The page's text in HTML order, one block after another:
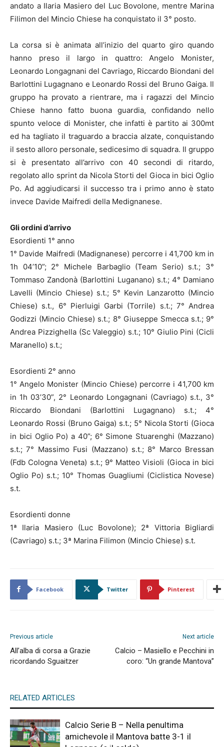
andato a Ilaria Masiero del Luc Bovolone, mentre Marina
Filimon del Mincio Chiese ha conquistato il 3° posto.
La corsa si è animata all’inizio del quarto giro quando
hanno preso il largo in quattro: Angelo Monister,
Leonardo Longagnani del Cavriago, Riccardo Biondani del
Barlottini Lugagnano e Leonardo Rossi del Bruno Gaiga. Il
gruppo ha provato a rientrare, ma i ragazzi del Mincio
Chiese hanno fatto buona guardia, confidando nello
spunto veloce di Monister, che infatti è partito ai 300mt
ed ha tagliato il traguardo a braccia alzate, conquistando
il sesto alloro personale, sedicesimo di squadra. Il gruppo
si è presentato all’arrivo con 40 secondi di ritardo,
regolato allo sprint da Nicola Storti del Gioca in bici Oglio
Po. Ad aggiudicarsi il successo tra i primo anno è stato
invece Davide Maifredi della Medignanese.
Gli ordini d’arrivo
Esordienti 1° anno
1° Davide Maifredi (Madignanese) percorre i 41,700 km in
1h 04’10”; 2° Michele Barbaglio (Team Serio) s.t.; 3°
Tommaso Zandonà (Barlottini Luganano) s.t.; 4° Damiano
Lavelli (Mincio Chiese) s.t.; 5° Kevin Lanzarotto (Mincio
Chiese) s.t., 6° Pierluigi Garbi (Torrile) s.t.; 7° Andrea
Godizzi (Mincio Chiese) s.t.; 8° Giuseppe Smecca s.t.; 9°
Andrea Pizzighella (Sc Valeggio) s.t.; 10° Giulio Pini (Cicli
Maranello) s.t.;
Esordienti 2° anno
1° Angelo Monister (Mincio Chiese) percorre i 41,700 km
in 1h 03’30”, 2° Leonardo Longagnani (Cavriago) s.t., 3°
Riccardo Biondani (Barlottini Lugagnano) s.t.; 4°
Leonardo Rossi (Bruno Gaiga) s.t.; 5° Nicola Storti (Gioca
in bici Oglio Po) a 40”; 6° Simone Stuarenghi (Mazzano)
s.t.; 7° Massimo Fusi (Mazzano) s.t.; 8° Marco Bressan
(Fdb Cologna Veneta) s.t.; 9° Matteo Visioli (Gioca in bici
Oglio Po) s.t.; 10° Thomas Guagliumi (Ciclistica Novese)
s.t.
Esordienti donne
1ª Ilaria Masiero (Luc Bovolone); 2ª Vittoria Bigliardi
(Cavriago) s.t.; 3ª Marina Filimon (Mincio Chiese) s.t.
Facebook Twitter Pinterest
Previous article
All’alba di corsa a Grazie
ricordando Sguaitzer
Next article
Calcio – Masiello e Pecchini in
coro: “Un grande Mantova”
RELATED ARTICLES
Calcio Serie B – Nella penultima
amichevole il Mantova batte 3-1 il